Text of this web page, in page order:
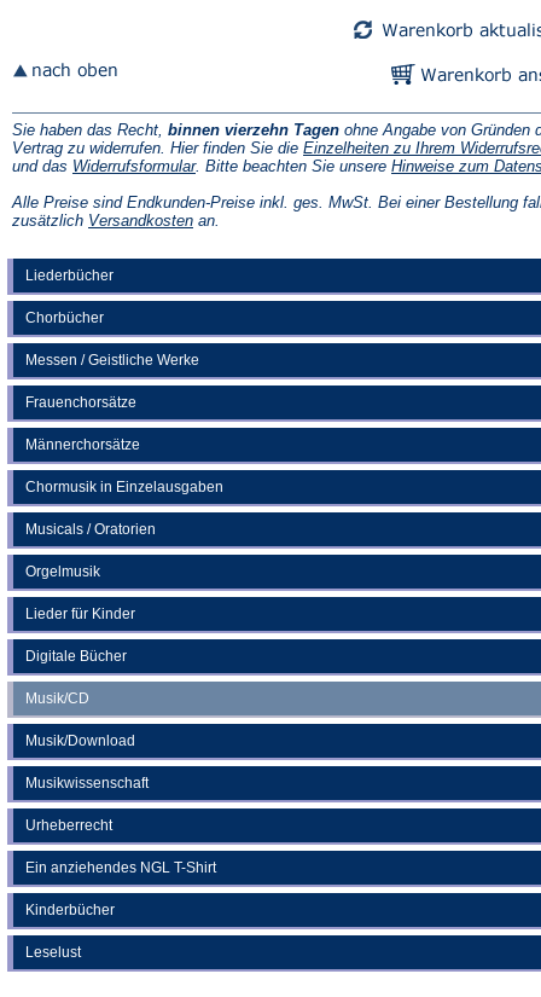
Liederbücher
Chorbücher
Messen / Geistliche Werke
Frauenchorsätze
Männerchorsätze
Chormusik in Einzelausgaben
Musicals / Oratorien
Orgelmusik
Lieder für Kinder
Digitale Bücher
Musik/CD
Musik/Download
Musikwissenschaft
Urheberrecht
Ein anziehendes NGL T-Shirt
Kinderbücher
Leselust
Sie haben das Recht, binnen vierzehn Tagen ohne Angabe von Gründen
Vertrag zu widerrufen. Hier finden Sie die Einzelheiten zu Ihrem
und das Widerrufsformular(Öffnet
einem
neuen
. Bitte beachten Sie unsere Hinweise zum
Alle Preise sind Endkunden-Preise inkl. ges. MwSt. Bei einer Bestellung
zusätzlich Versandkosten(Öffnet
an.